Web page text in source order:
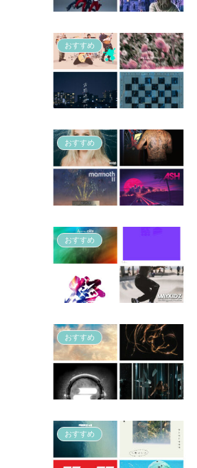
おすすめ
おすすめ
おすすめ
おすすめ
おすすめ